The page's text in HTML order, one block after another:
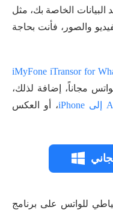
الخاصة بك، مثل
والصور، فأنت بحاجة
iMyFone iTransor for
مجاناً، إضافة لذلك،
، أو العكس
للواتس على برنامج